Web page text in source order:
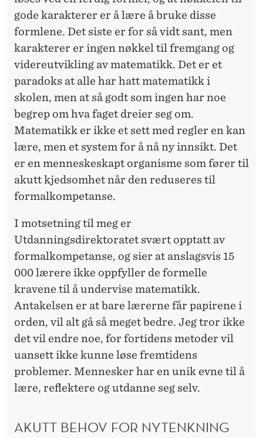
gode karakterer er å lære å bruke disse
formlene. Det siste er for så vidt sant, men
karakterer er ingen nøkkel til fremgang og
videreutvikling av matematikk. Det er et
paradoks at alle har hatt matematikk i
skolen, men at så godt som ingen har noe
begrep om hva faget dreier seg om.
Matematikk er ikke et sett med regler en kan
lære, men et system for å nå ny innsikt. Det
er en menneskeskapt organisme som fører til
akutt kjedsomhet når den reduseres til
formalkompetanse.
I motsetning til meg er
Utdanningsdirektoratet svært opptatt av
formalkompetanse, og sier at anslagsvis 15
000 lærere ikke oppfyller de formelle
kravene til å undervise matematikk.
Antakelsen er at bare lærerne får papirene i
orden, vil alt gå så meget bedre. Jeg tror ikke
det vil endre noe, for fortidens metoder vil
uansett ikke kunne løse fremtidens
problemer. Mennesker har en unik evne til å
lære, reflektere og utdanne seg selv.
AKUTT BEHOV FOR NYTENKNING